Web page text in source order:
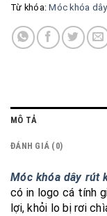
Từ khóa:Móc khóa
MÔ TẢ
ĐÁNH GIÁ (0)
Móc khóa dây rút
có in logo cá tính
lợi, khỏi lo bị rơi